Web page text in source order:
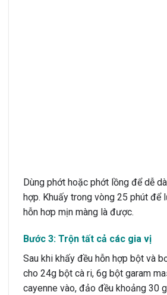
Dùng phớt hoặc phớt lồng để dễ
hợp. Khuấy trong vòng 25 phút để
hỗn hơp mịn màng là được.
Bước 3: Trộn tất cả các gia vị
Sau khi khấy đều hỗn hợp bột và
cho 24g bột cà ri, 6g bột garam
cayenne vào, đảo đều khoảng 30